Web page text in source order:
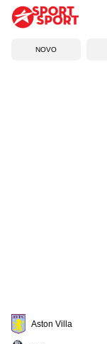
NOVO
Aston Villa